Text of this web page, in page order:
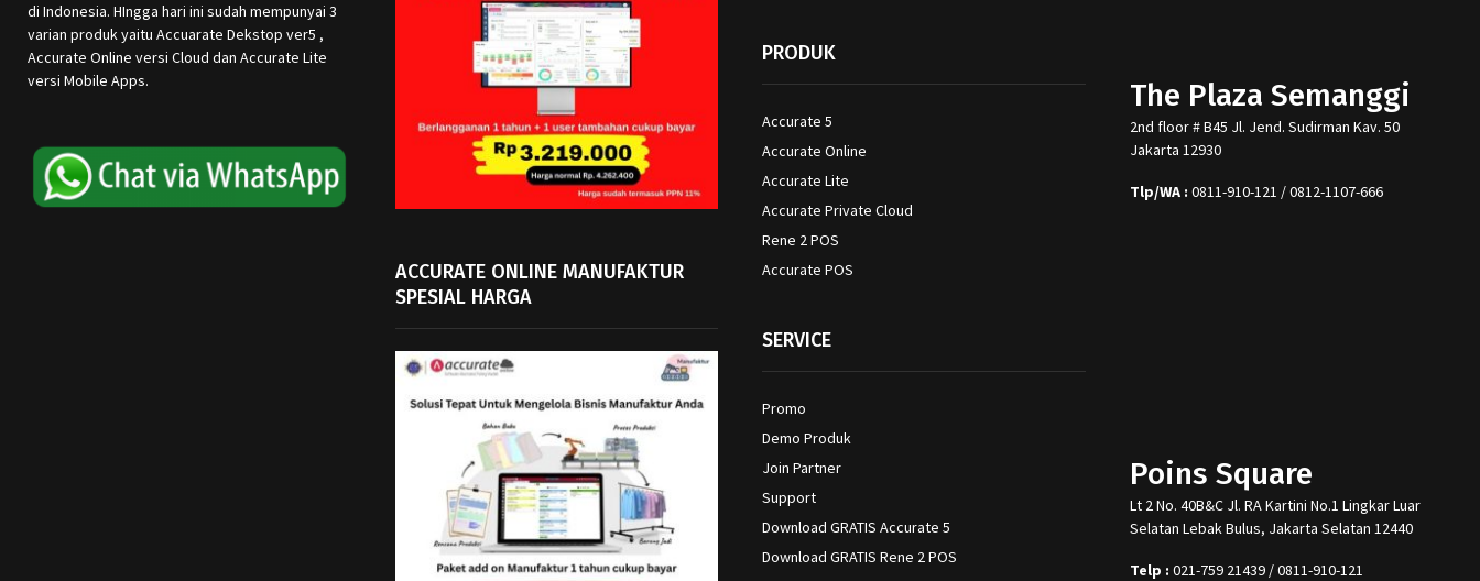
di Indonesia. HIngga hari ini sudah mempunyai 3
varian produk yaitu Accuarate Dekstop ver5 ,
Accurate Online versi Cloud dan Accurate Lite
versi Mobile Apps.
ACCURATE ONLINE MANUFAKTUR
SPESIAL HARGA
PRODUK
Accurate 5
Accurate Online
Accurate Lite
Accurate Private Cloud
Rene 2 POS
Accurate POS
SERVICE
Promo
Demo Produk
Join Partner
Support
Download GRATIS Accurate 5
Download GRATIS Rene 2 POS
The Plaza Semanggi
2nd floor # B45 Jl. Jend. Sudirman Kav. 50
Jakarta 12930
Tlp/WA : 0811-910-121 / 0812-1107-666
Poins Square
Lt 2 No. 40B&C Jl. RA Kartini No.1 Lingkar Luar
Selatan Lebak Bulus, Jakarta Selatan 12440
Telp : 021-759 21439 / 0811-910-121